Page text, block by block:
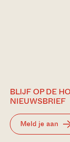
BLIJF OP DE
NIEUWSBRIEF
Meld je aan